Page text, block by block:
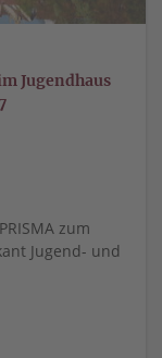
Jugendhaus
zum
Jugend- und